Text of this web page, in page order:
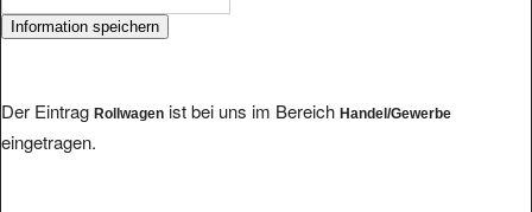
Der Eintrag Rollwagen ist bei uns im Bereich Handel/Gewerbe
eingetragen.